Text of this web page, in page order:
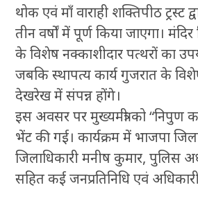
थोक एवं माँ वाराही शक्तिपीठ ट्रस्ट
तीन वर्षों में पूर्ण किया जाएगा। मंदिर
के विशेष नक्काशीदार पत्थरों का
जबकि स्थापत्य कार्य गुजरात के
देखरेख में संपन्न होंगे।
इस अवसर पर मुख्यमंत्री को “निपुण
भेंट की गई। कार्यक्रम में भाजपा
जिलाधिकारी मनीष कुमार, पुलिस
सहित कई जनप्रतिनिधि एवं